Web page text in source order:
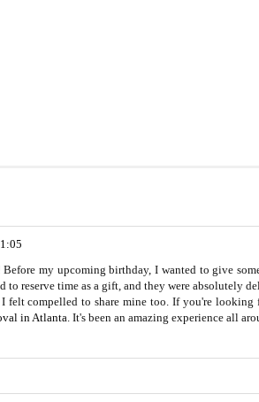
my upcoming birthday, I wanted to give
to reserve time as a gift, and they were absolutely
I felt compelled to share mine too. If you're
in Atlanta. It's been an amazing experience all